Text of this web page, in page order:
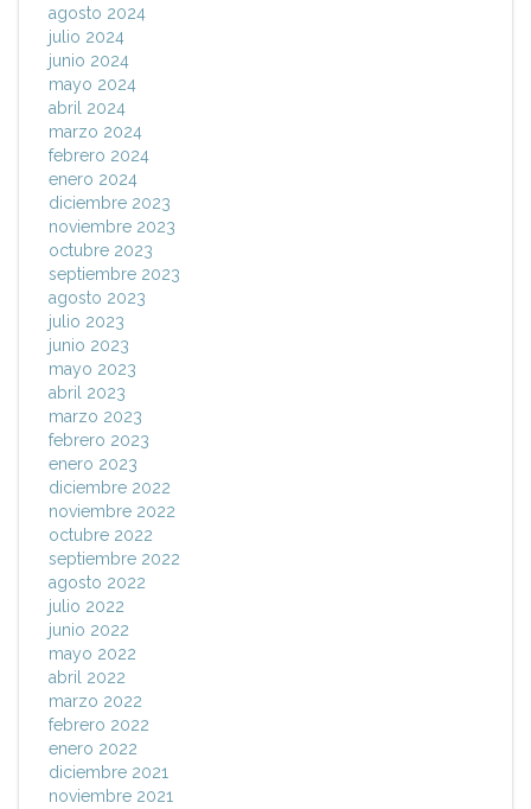
agosto 2024
julio 2024
junio 2024
mayo 2024
abril 2024
marzo 2024
febrero 2024
enero 2024
diciembre 2023
noviembre 2023
octubre 2023
septiembre 2023
agosto 2023
julio 2023
junio 2023
mayo 2023
abril 2023
marzo 2023
febrero 2023
enero 2023
diciembre 2022
noviembre 2022
octubre 2022
septiembre 2022
agosto 2022
julio 2022
junio 2022
mayo 2022
abril 2022
marzo 2022
febrero 2022
enero 2022
diciembre 2021
noviembre 2021